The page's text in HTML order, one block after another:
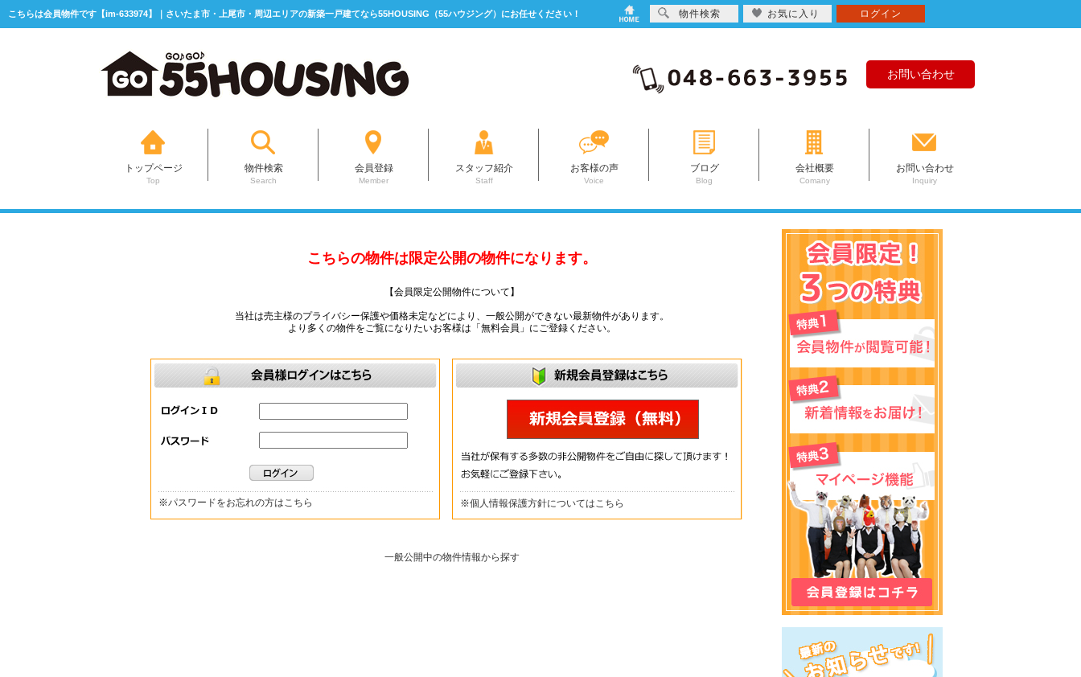
こちらは会員物件です【im-633974】｜さいたま市・上尾市・周辺エリアの新築一戸建てなら55HOUSING（55ハウジング）にお任せください！
お問い合わせ
トップページ
Top
物件検索
Search
会員登録
Member
スタッフ紹介
Staff
お客様の声
Voice
ブログ
Blog
会社概要
Comany
お問い合わせ
Inquiry
こちらの物件は限定公開の物件になります。
【会員限定公開物件について】
当社は売主様のプライバシー保護や価格未定などにより、一般公開ができない最新物件があります。
より多くの物件をご覧になりたいお客様は「無料会員」にご登録ください。
※パスワードをお忘れの方はこちら ※個人情報保護方針についてはこちら
一般公開中の物件情報から探す
物件検索 お気に入り ログイン